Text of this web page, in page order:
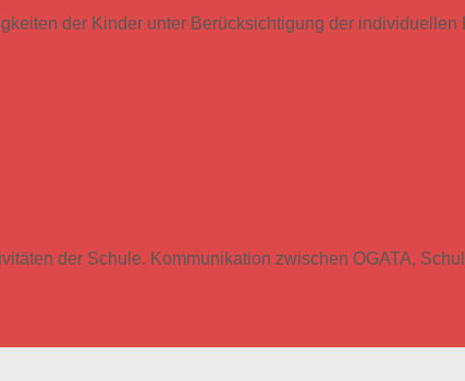
der Kinder unter Berücksichtigung der individuellen
der Schule. Kommunikation zwischen OGATA,